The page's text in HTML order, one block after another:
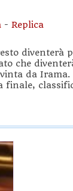
- Replica
diventerà
che
da
finale,